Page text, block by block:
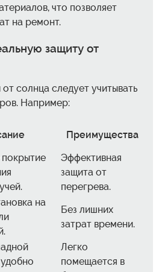
что позволяет
на ремонт.
защиту от
солнца следует учитывать
Например:
Преимущества
Эффективная
защита от
перегрева.
на
Без лишних
затрат времени.
Легко
помещается в